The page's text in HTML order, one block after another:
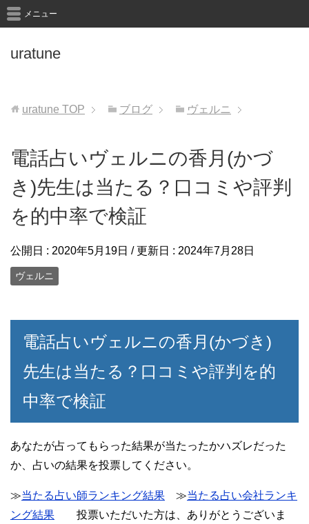
uratune
メニュー
uratune TOP ブログ ヴェルニ
電話占いヴェルニの香月(かづ
き)先生は当たる？口コミや評判
を的中率で検証
公開日 : 2020年5月19日 / 更新日 : 2024年7月28日
ヴェルニ
電話占いヴェルニの香月(かづき)
先生は当たる？口コミや評判を的
中率で検証
あなたが占ってもらった結果が当たったかハズレだった
か、占いの結果を投票してください。
≫当たる占い師ランキング結果 ≫当たる占い会社ランキ
ング結果 投票いただいた方は、ありがとうございま